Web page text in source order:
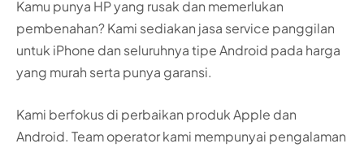
Kamu punya HP yang rusak dan memerlukan
pembenahan? Kami sediakan jasa service panggilan
untuk iPhone dan seluruhnya tipe Android pada harga
yang murah serta punya garansi.
Kami berfokus di perbaikan produk Apple dan
Android. Team operator kami mempunyai pengalaman